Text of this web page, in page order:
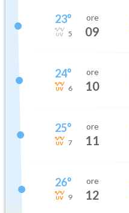
23°
5
ore
09
24°
6
ore
10
25°
7
ore
11
26°
9
ore
12